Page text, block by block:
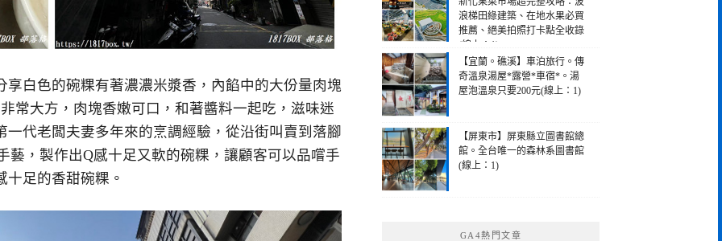
享白色的碗粿有著濃濃米漿香，內餡中的大份量肉塊
常大方，肉塊香嫩可口，和著醬料一起吃，滋味迷
一代老闆夫妻多年來的烹調經驗，從沿街叫賣到落腳
藝，製作出Q感十足又軟的碗粿，讓顧客可以品嚐手
十足的香甜碗粿。
浪梯田綠建築、在地水果必買
推薦、絕美拍照打卡點全收錄
(線上：1)
【宜蘭。礁溪】車泊旅行。傳
奇溫泉湯屋*露營*車宿*。湯
屋泡溫泉只要200元(線上：1)
【屏東市】屏東縣立圖書館總
館。全台唯一的森林系圖書館
(線上：1)
GA4熱門文章